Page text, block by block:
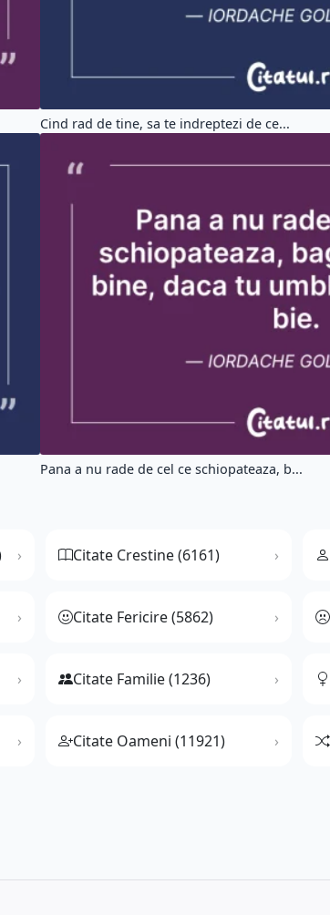
Cind rad de tine, sa te indreptezi de ce...
Pana a nu rade de cel ce schiopateaza, b...
Citate Crestine (6161)
Citate Fericire (5862)
Citate Familie (1236)
Citate Oameni (11921)